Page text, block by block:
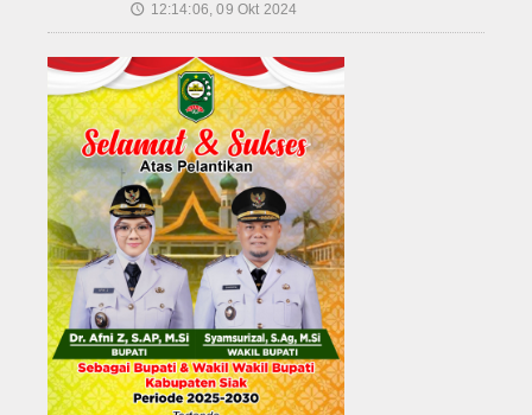
🕔 12:14:06, 09 Okt 2024